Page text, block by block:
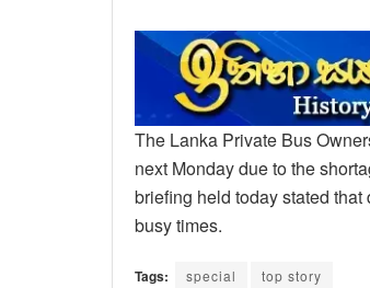
The Lanka Private Bus
next Monday due to the
briefing held today stated
busy times.
Tags: special top story